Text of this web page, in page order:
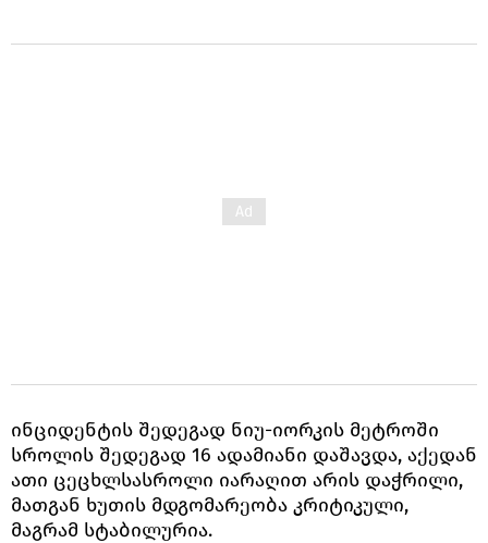
ინციდენტის შედეგად ნიუ-იორკის მეტროში
სროლის შედეგად 16 ადამიანი დაშავდა, აქედან
ათი ცეცხლსასროლი იარაღით არის დაჭრილი,
მათგან ხუთის მდგომარეობა კრიტიკული,
მაგრამ სტაბილურია.